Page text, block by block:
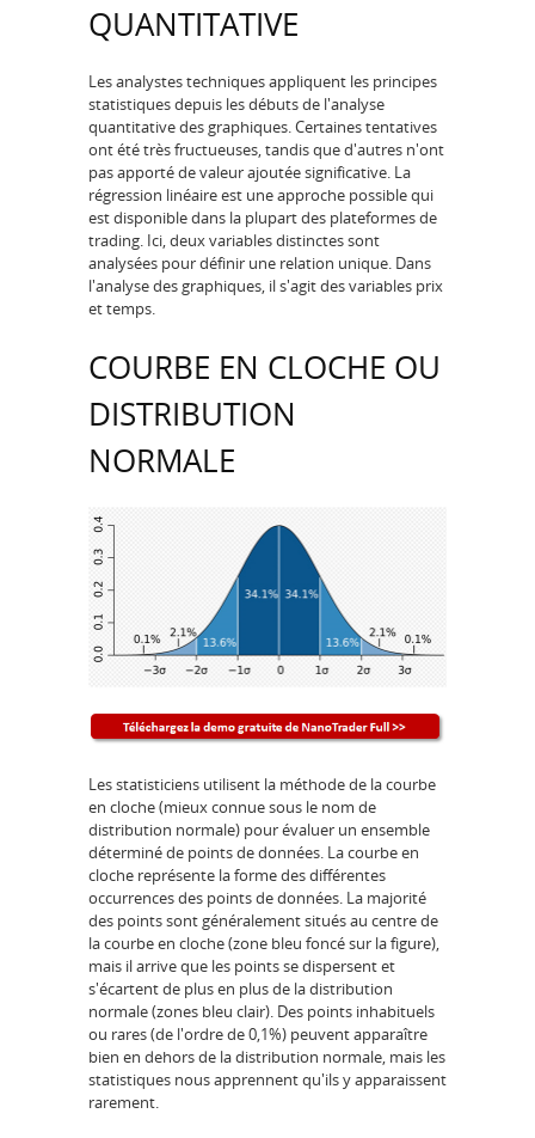
QUANTITATIVE
Les analystes techniques appliquent les principes
statistiques depuis les débuts de l'analyse
quantitative des graphiques. Certaines tentatives
ont été très fructueuses, tandis que d'autres n'ont
pas apporté de valeur ajoutée significative. La
régression linéaire est une approche possible qui
est disponible dans la plupart des plateformes de
trading. Ici, deux variables distinctes sont
analysées pour définir une relation unique. Dans
l'analyse des graphiques, il s'agit des variables prix
et temps.
COURBE EN CLOCHE OU
DISTRIBUTION
NORMALE
Les statisticiens utilisent la méthode de la courbe
en cloche (mieux connue sous le nom de
distribution normale) pour évaluer un ensemble
déterminé de points de données. La courbe en
cloche représente la forme des différentes
occurrences des points de données. La majorité
des points sont généralement situés au centre de
la courbe en cloche (zone bleu foncé sur la figure),
mais il arrive que les points se dispersent et
s'écartent de plus en plus de la distribution
normale (zones bleu clair). Des points inhabituels
ou rares (de l'ordre de 0,1%) peuvent apparaître
bien en dehors de la distribution normale, mais les
statistiques nous apprennent qu'ils y apparaissent
rarement.